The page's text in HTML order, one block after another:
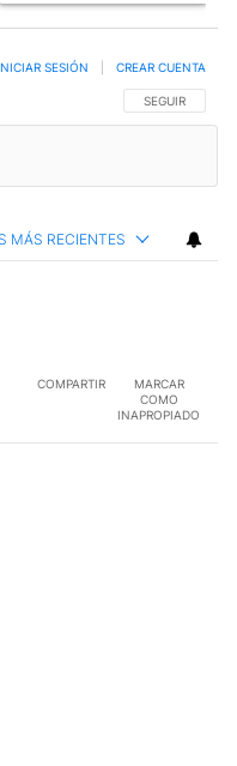
SIGA ESTA
SEGUIR
SESIÓN CREAR CUENTA
MÁS RECIENTES
COMPARTIR
MARCAR
COMO
INAPROPIADO